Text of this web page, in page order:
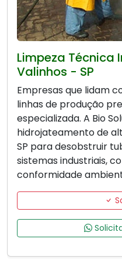
Limpeza Técnica
Valinhos - SP
Empresas que lidam
linhas de produção
especializada. A Bio
hidrojateamento de
SP para desobstruir
sistemas industriais,
conformidade